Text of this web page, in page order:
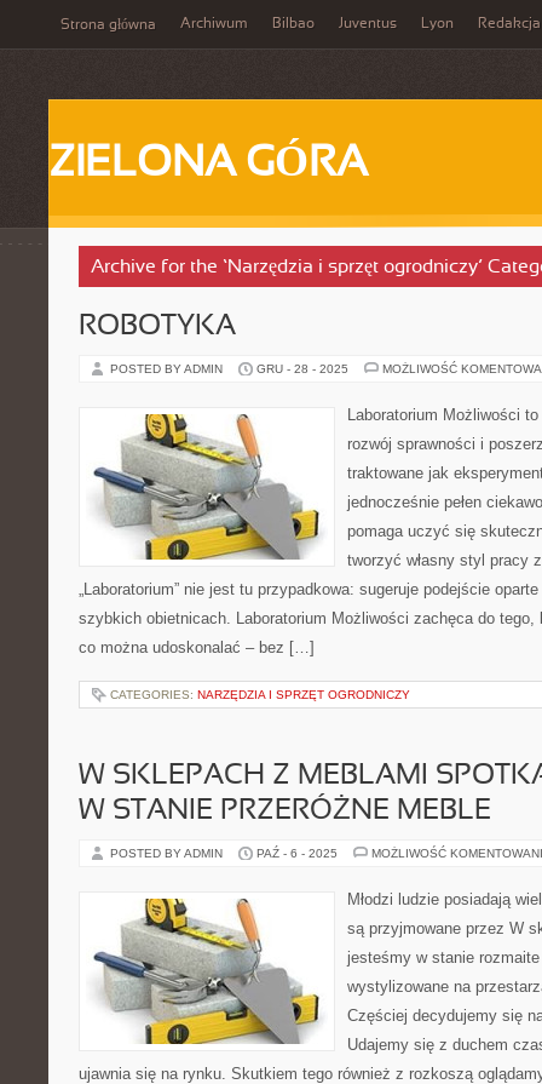
Strona główna Archiwum Bilbao Juventus Lyon Redakcja
ZIELONA GÓRA
Archive for the ‘Narzędzia i sprzęt ogrodniczy’
ROBOTYKA
POSTED BY ADMIN GRU - 28 - 2025 MOŻLIWOŚĆ
Laboratorium Możliwości
rozwój sprawności i
traktowane jak
jednocześnie pełen
pomaga uczyć się
tworzyć własny styl pracy
„Laboratorium” nie jest tu przypadkowa: sugeruje podejście
szybkich obietnicach. Laboratorium Możliwości zachęca do
co można udoskonalać – bez […]
CATEGORIES: NARZĘDZIA I SPRZĘT OGRODNICZY
W SKLEPACH Z MEBLAMI
W STANIE PRZERÓŻNE MEBLE
POSTED BY ADMIN PAŹ - 6 - 2025 MOŻLIWOŚĆ
Młodzi ludzie posiadają
są przyjmowane przez W
jesteśmy w stanie
wystylizowane na
Częściej decydujemy się
Udajemy się z duchem
ujawnia się na rynku. Skutkiem tego również z rozkoszą